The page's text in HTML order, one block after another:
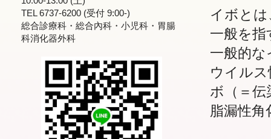
イボと
一般を指
一般的
ウイル
ボ（＝
脂漏性
TEL 6737-6200 (受付 9:00-)
総合診療科・総合內科・小児科・胃腸
科消化器外科